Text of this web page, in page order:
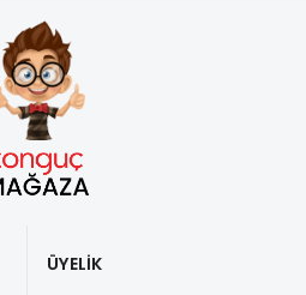
ÜYELİK